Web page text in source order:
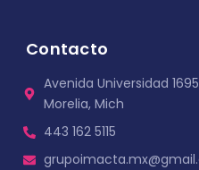
Contacto
Avenida Universidad
Morelia, Mich
443 162 5115